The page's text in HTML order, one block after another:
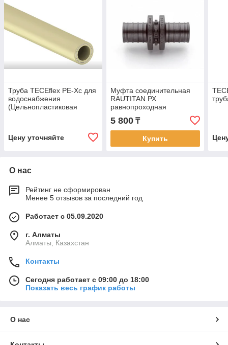
Труба TECEflex PE-Xc для
водоснабжения
(Цельнопластиковая
Цену уточняйте
Муфта соединительная
RAUTITAN РХ
равнопроходная
5 800₸
Купить
О нас
Рейтинг не сформирован
Менее 5 отзывов за последний год
Работает с 05.09.2020
г. Алматы
Алматы, Казахстан
Контакты
Сегодня работает с 09:00 до 18:00
Показать весь график работы
О нас